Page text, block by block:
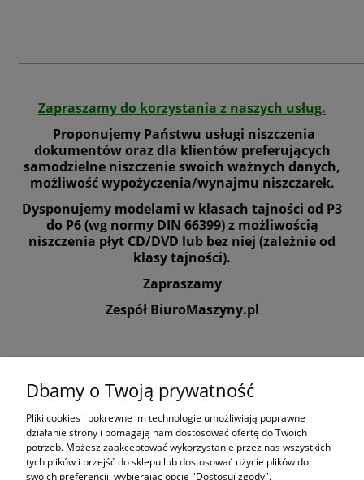
Zapraszamy do korzystania z naszych usług.
Proponujemy Państwu usługi niszczenia
dokumentów oraz dla klientów preferujących
samodzielne niszczenie swoich ważnych danych,
możliwość wypożyczenia/wynajmu niszczarek.
Dysponujemy modelami w klasach tajności od P3
do P6 (wg normy DIN 66399) z możliwością
niszczenia płyt CD/DVD lub bez niej (zależnie od
klasy tajności).
Zapraszamy
Zespół BiuroMaszyny.pl
Informacje
Zasady prawne
Dbamy o Twoją prywatność
Pliki cookies i pokrewne im technologie umożliwiają poprawne
działanie strony i pomagają nam dostosować ofertę do Twoich
potrzeb. Możesz zaakceptować wykorzystanie przez nas wszystkich
tych plików i przejść do sklepu lub dostosować użycie plików do
swoich preferencji, wybierając opcję "Dostosuj zgody".